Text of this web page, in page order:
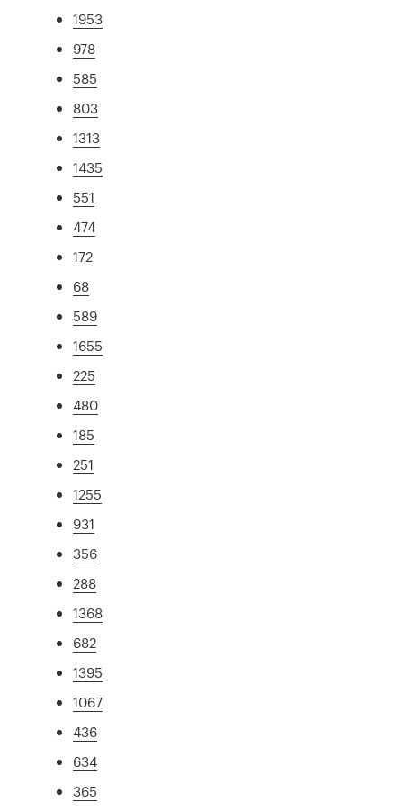
1953
978
585
803
1313
1435
551
474
172
68
589
1655
225
480
185
251
1255
931
356
288
1368
682
1395
1067
436
634
365